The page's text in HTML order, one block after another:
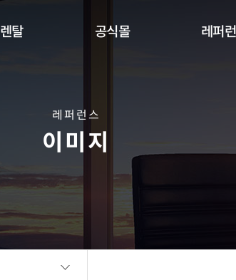
360 사이니지 큐브
씽크터치테이블 비디오월
렌탈 공식몰 레퍼
레퍼런스
이미지